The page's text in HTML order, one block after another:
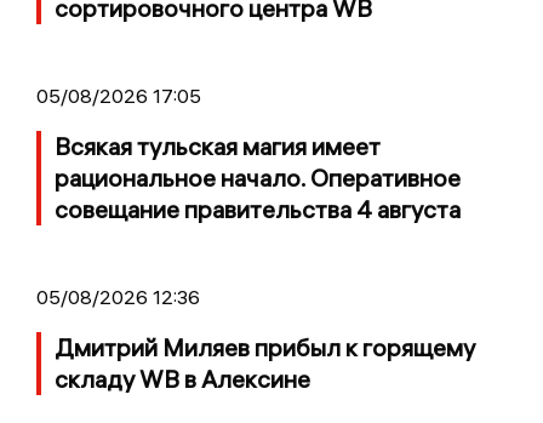
сортировочного центра WB
05/08/2026 17:05
Всякая тульская магия имеет
рациональное начало. Оперативное
совещание правительства 4 августа
05/08/2026 12:36
Дмитрий Миляев прибыл к горящему
складу WB в Алексине